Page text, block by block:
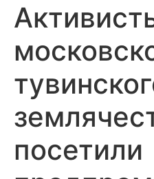
посетили